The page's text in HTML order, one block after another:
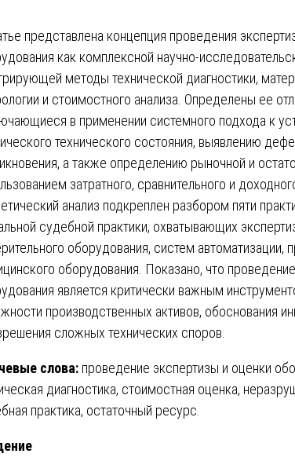
представлена концепция проведения
как комплексной научно-
методы технической диагностики,
и стоимостного анализа. Определены ее
в применении системного подхода к
технического состояния, выявлению
а также определению рыночной и
затратного, сравнительного и
анализ подкреплен разбором пяти
судебной практики, охватывающих
оборудования, систем автоматизации,
оборудования. Показано, что
является критически важным
производственных активов, обоснования
сложных технических споров.
слова: проведение экспертизы и оценки
диагностика, стоимостная оценка,
практика, остаточный ресурс.